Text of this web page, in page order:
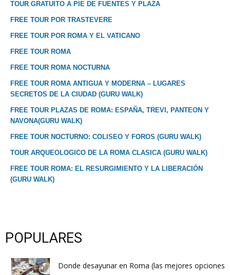
TOUR GRATUITO A PIE DE FUENTES Y PLAZA
FREE TOUR POR TRASTEVERE
FREE TOUR POR ROMA Y EL VATICANO
FREE TOUR ROMA
FREE TOUR ROMA NOCTURNA
FREE TOUR ROMA ANTIGUA Y MODERNA – LUGARES
SECRETOS DE LA CIUDAD (GURU WALK)
FREE TOUR PLAZAS DE ROMA: ESPAÑA, TREVI, PANTEON Y
NAVONA(GURU WALK)
FREE TOUR NOCTURNO: COLISEO Y FOROS (GURU WALK)
TOUR ARQUEOLOGICO DE LA ROMA CLASICA (GURU WALK)
FREE TOUR ROMA: EL RESURGIMIENTO Y LA LIBERACIÓN
(GURU WALK)
POPULARES
Donde desayunar en Roma (las mejores opciones